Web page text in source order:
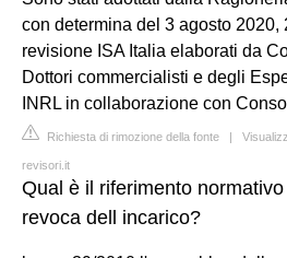
con determina del 3 agosto 2020,
revisione ISA Italia elaborati da
Dottori commercialisti e degli
INRL in collaborazione con
Richiesta di rimozione della fonte |
revisori.it
Qual è il riferimento
revoca dell incarico?